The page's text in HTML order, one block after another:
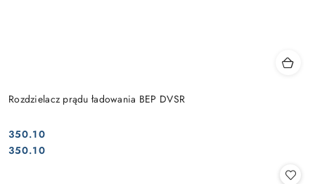
Rozdzielacz prądu ładowania BEP DVSR
Cena:
350.10
Cena:
350.10